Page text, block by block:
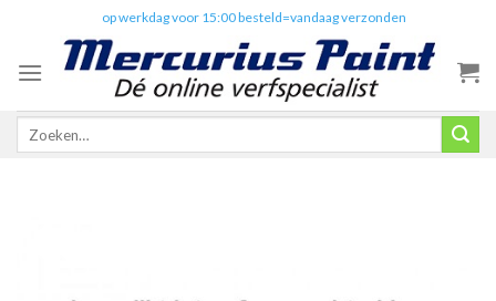
content
op werkdag voor 15:00 besteld=vandaag verzonden
Zoeken